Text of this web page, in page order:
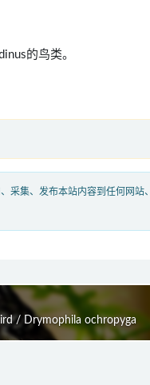
的鸟类。
采集、发布本站内容到任何网站
/ Drymophila ochropyga